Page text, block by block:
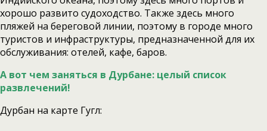
хорошо развито судоходство. Также здесь много
пляжей на береговой линии, поэтому в городе много
туристов и инфраструктуры, предназначенной для их
обслуживания: отелей, кафе, баров.
А вот чем заняться в Дурбане: целый список
развлечений!
Дурбан на карте Гугл: